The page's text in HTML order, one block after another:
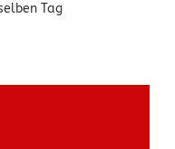
Tag